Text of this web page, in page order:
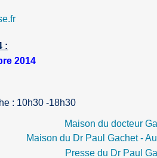
:
2014
: 10h30 -18h30